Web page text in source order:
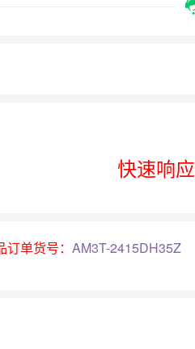
快速响应
单货号： AM3T-2415DH35Z